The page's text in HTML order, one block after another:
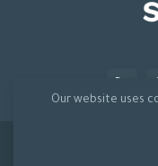
Our website uses